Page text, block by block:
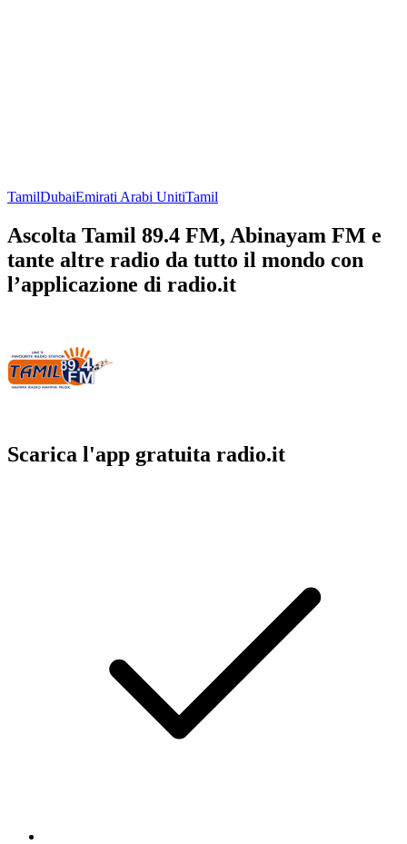
TamilDubaiEmirati Arabi UnitiTamil
Ascolta Tamil 89.4 FM, Abinayam FM e
tante altre radio da tutto il mondo con
l’applicazione di radio.it
Scarica l'app gratuita radio.it